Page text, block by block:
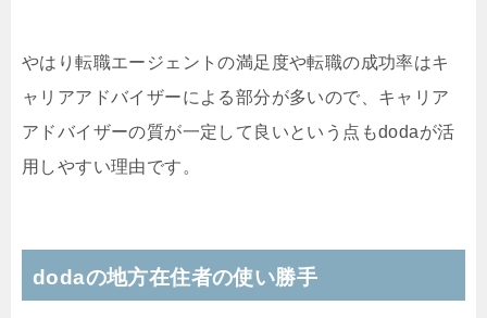
やはり転職エージェントの満足度や転職の成功率はキ
ャリアアドバイザーによる部分が多いので、キャリア
アドバイザーの質が一定して良いという点もdodaが活
用しやすい理由です。
dodaの地方在住者の使い勝手